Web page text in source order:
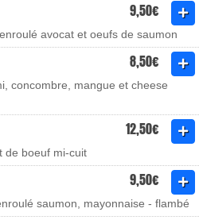
9,50€
avocat et oeufs de saumon
8,50€
concombre, mangue et cheese
12,50€
de boeuf mi-cuit
9,50€
saumon, mayonnaise - flambé